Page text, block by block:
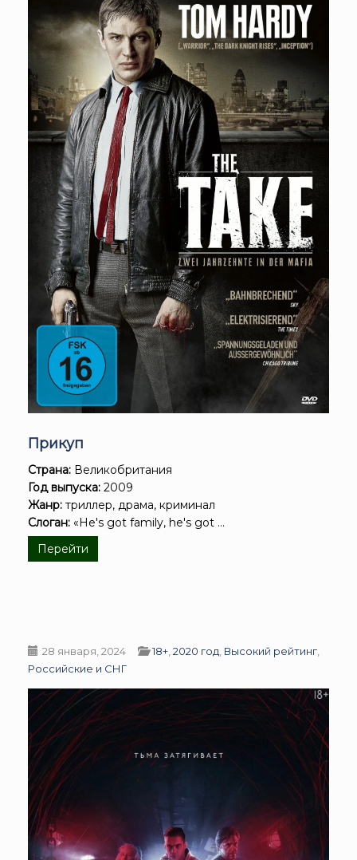
Прикуп
Страна: Великобритания
Год выпуска: 2009
Жанр: триллер, драма, криминал
Слоган: «He's got family, he's got ...
Перейти
28 января, 2024 18+ 2020 год Высокий рейтинг
Российские и СНГ